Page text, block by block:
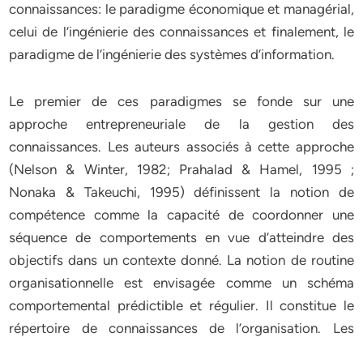
connaissances: le paradigme économique et managérial,
celui de l’ingénierie des connaissances et finalement, le
paradigme de l’ingénierie des systèmes d’information.
Le premier de ces paradigmes se fonde sur une
approche entrepreneuriale de la gestion des
connaissances. Les auteurs associés à cette approche
(Nelson & Winter, 1982; Prahalad & Hamel, 1995 ;
Nonaka & Takeuchi, 1995) définissent la notion de
compétence comme la capacité de coordonner une
séquence de comportements en vue d’atteindre des
objectifs dans un contexte donné. La notion de routine
organisationnelle est envisagée comme un schéma
comportemental prédictible et régulier. Il constitue le
répertoire de connaissances de l’organisation. Les